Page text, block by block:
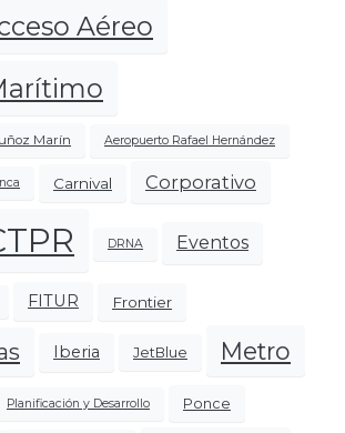
Aéreo
Marín Aeropuerto Rafael Hernández
Carnival Corporativo
DRNA Eventos
FITUR Frontier
Iberia JetBlue Metro
Planificación y Desarrollo Ponce